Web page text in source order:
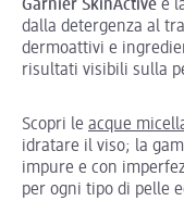
Garnier SkinActive è
dalla detergenza al
dermoattivi e
risultati visibili sulla
Scopri le acque
idratare il viso; la
impure e con
per ogni tipo di pelle